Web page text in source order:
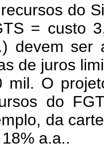
do
= custo
devem ser
de juros
mil. O
do
da
a.a..